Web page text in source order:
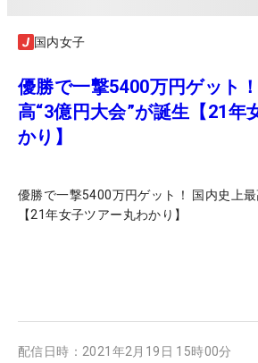
国内女子
優勝で一撃5400万円ゲット
高“3億円大会”が誕生【21年
かり】
優勝で一撃5400万円ゲット！ 国内史上最
【21年女子ツアー丸わかり】
配信日時： 2021年2月19日 15時00分